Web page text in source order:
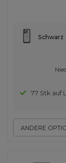
ANDERE
Schwarz
77 Stk auf